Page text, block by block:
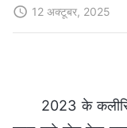
12 अक्टूबर, 2025
2023 के